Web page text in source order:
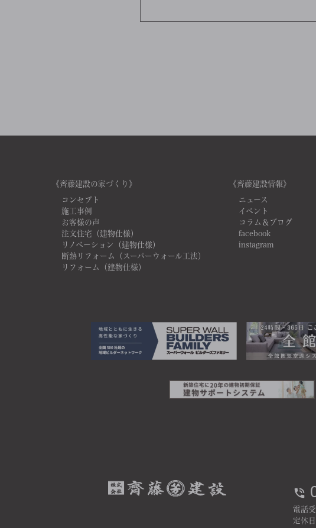
《齊藤建設の家づくり》
コンセプト
施工事例
お客様の声
注文住宅（建物仕様）
リノベーション（建物仕様）
断熱リフォーム（スーパーウォール工法）
リフォーム（建物仕様）
《齊藤建設情報》
ニュース
イベント
コラム＆ブログ
facebook
instagram
電話
定休